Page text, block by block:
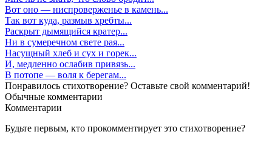
Вот оно — ниспроверженье в камень...
Так вот куда, размыв хребты...
Раскрыт дымящийся кратер...
Ни в сумеречном свете рая...
Насущный хлеб и сух и горек...
И, медленно ослабив привязь...
В потопе — воля к берегам...
Понравилось стихотворение? Оставьте свой комментарий!
Обычные комментарии
Комментарии
Будьте первым, кто прокомментирует это стихотворение?